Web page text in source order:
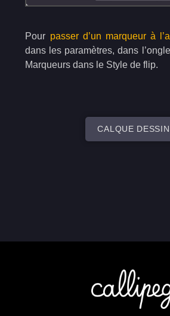
Pour passer d’un marqueur à
dans les paramètres, dans
Marqueurs dans le Style de flip.
CALQUE DESSIN